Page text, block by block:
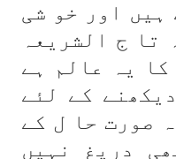
ہیں اور خو شی
تا ج الشریعہ
یہ عالم ہے
کے لئے
صورت حا ل کے
دریغ نہیں